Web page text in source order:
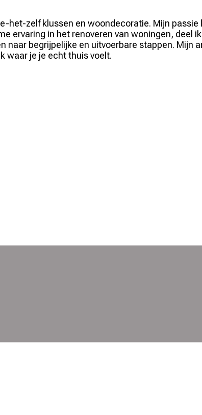
zelf klussen en woondecoratie. Mijn
ervaring in het renoveren van woningen, deel
begrijpelijke en uitvoerbare stappen. Mijn
waar je je echt thuis voelt.